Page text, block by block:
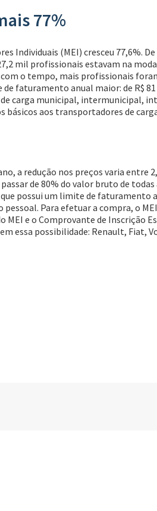
77%
Individuais (MEI) cresceu 77,6%.
mil profissionais estavam na
o tempo, mais profissionais
faturamento anual maior: de R$
carga municipal, intermunicipal,
aos transportadores de
a redução nos preços varia entre
de 80% do valor bruto de
possui um limite de faturamento
Para efetuar a compra, o
e o Comprovante de Inscrição
essa possibilidade: Renault, Fiat,